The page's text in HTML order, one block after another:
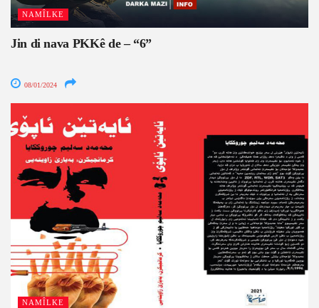
NAMÎLKE
Jin di nava PKKê de – “6”
08/01/2024
NAMÎLKE